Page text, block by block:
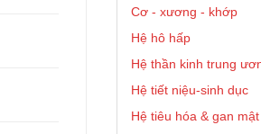
Cơ - xương - khớp
Hệ hô hấp
Hệ thần kinh trung
Hệ tiết niệu-sinh dục
Hệ tiêu hóa & gan mật